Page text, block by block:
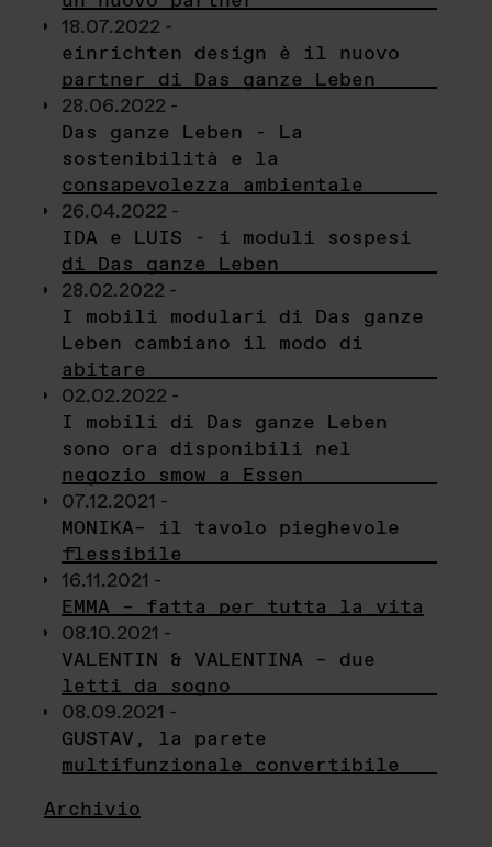
18.07.2022 -
einrichten design è il nuovo
partner di Das ganze Leben
28.06.2022 -
Das ganze Leben - La
sostenibilità e la
consapevolezza ambientale
26.04.2022 -
IDA e LUIS - i moduli sospesi
di Das ganze Leben
28.02.2022 -
I mobili modulari di Das ganze
Leben cambiano il modo di
abitare
02.02.2022 -
I mobili di Das ganze Leben
sono ora disponibili nel
negozio smow a Essen
07.12.2021 -
MONIKA– il tavolo pieghevole
flessibile
16.11.2021 -
EMMA – fatta per tutta la vita
08.10.2021 -
VALENTIN & VALENTINA – due
letti da sogno
08.09.2021 -
GUSTAV, la parete
multifunzionale convertibile
Archivio